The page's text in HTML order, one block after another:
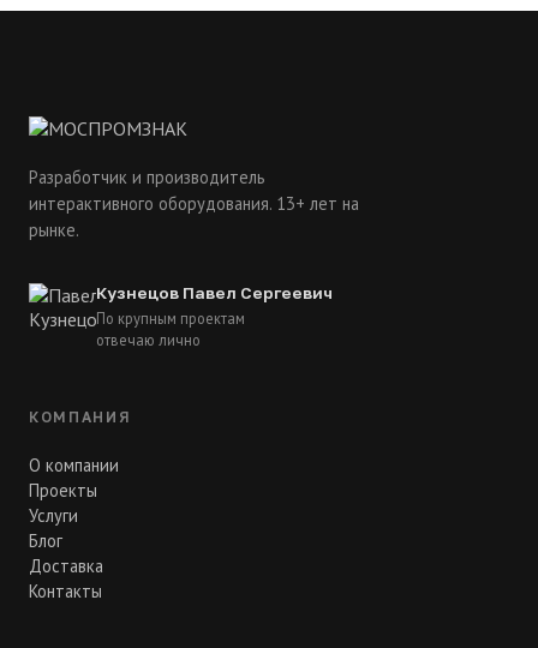
Разработчик и производитель
интерактивного оборудования. 13+ лет на
рынке.
Кузнецов Павел Сергеевич
По крупным проектам
отвечаю лично
КОМПАНИЯ
О компании
Проекты
Услуги
Блог
Доставка
Контакты